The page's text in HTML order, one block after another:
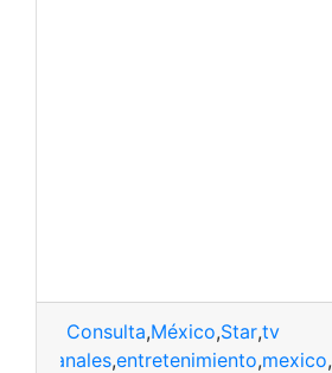
Consulta,México,Star,tv
canales,entretenimiento,mexico,